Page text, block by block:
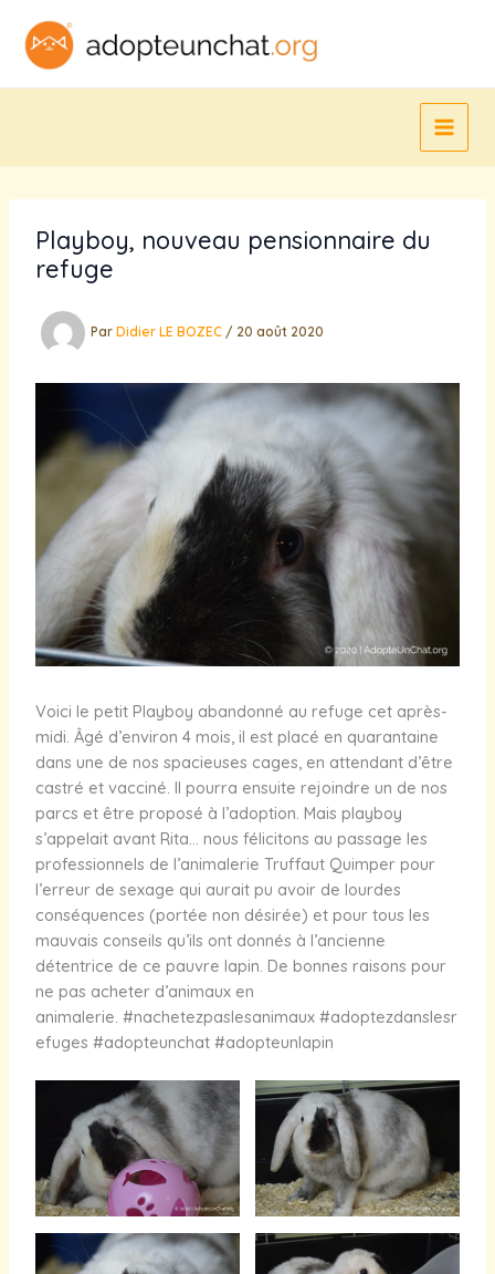
contenu
Playboy, nouveau pensionnaire du
refuge
Par Didier LE BOZEC / 20 août 2020
Voici le petit Playboy abandonné au refuge cet après-
midi. Âgé d’environ 4 mois, il est placé en quarantaine
dans une de nos spacieuses cages, en attendant d’être
castré et vacciné. Il pourra ensuite rejoindre un de nos
parcs et être proposé à l’adoption. Mais playboy
s’appelait avant Rita… nous félicitons au passage les
professionnels de l’animalerie Truffaut Quimper pour
l’erreur de sexage qui aurait pu avoir de lourdes
conséquences (portée non désirée) et pour tous les
mauvais conseils qu’ils ont donnés à l’ancienne
détentrice de ce pauvre lapin. De bonnes raisons pour
ne pas acheter d’animaux en
animalerie. #nachetezpaslesanimaux #adoptezdanslesr
efuges #adopteunchat #adopteunlapin